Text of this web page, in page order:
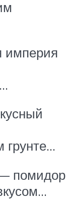
империя
помидор